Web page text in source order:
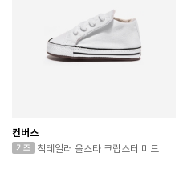
컨버스
척테일러 올스타 크립스터 미드